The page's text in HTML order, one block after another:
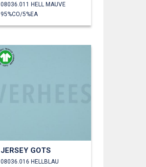
08036.011 HELL MAUVE
95%CO/5%EA
JERSEY GOTS
08036.016 HELLBLAU